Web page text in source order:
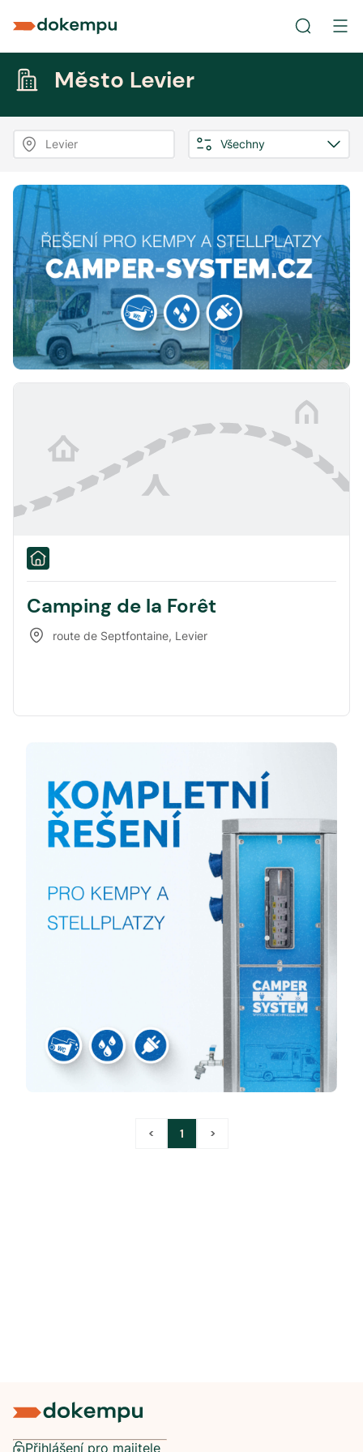
Město Levier
Levier Všechny
Camping de la Forêt
route de Septfontaine, Levier
< 1 >
Přihlášení pro majitele